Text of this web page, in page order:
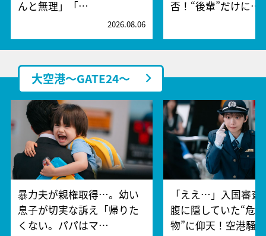
んと無理」「…
2026.08.06
否！“後輩”だけに…
大空港～GATE24～
暴力夫が親権取得…。幼い
息子が切実な訴え「帰りた
くない。パパはマ…
「ええ…」入国審査
腹に隠していた“危
物”に仰天！空港騒